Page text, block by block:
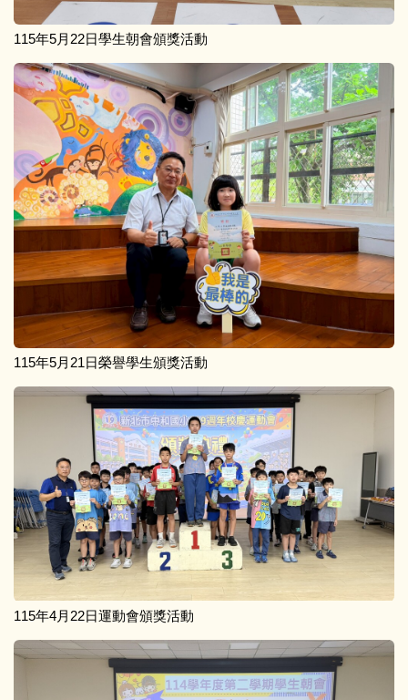
115年5月22日學生朝會頒獎活動
115年5月21日榮譽學生頒獎活動
115年4月22日運動會頒獎活動